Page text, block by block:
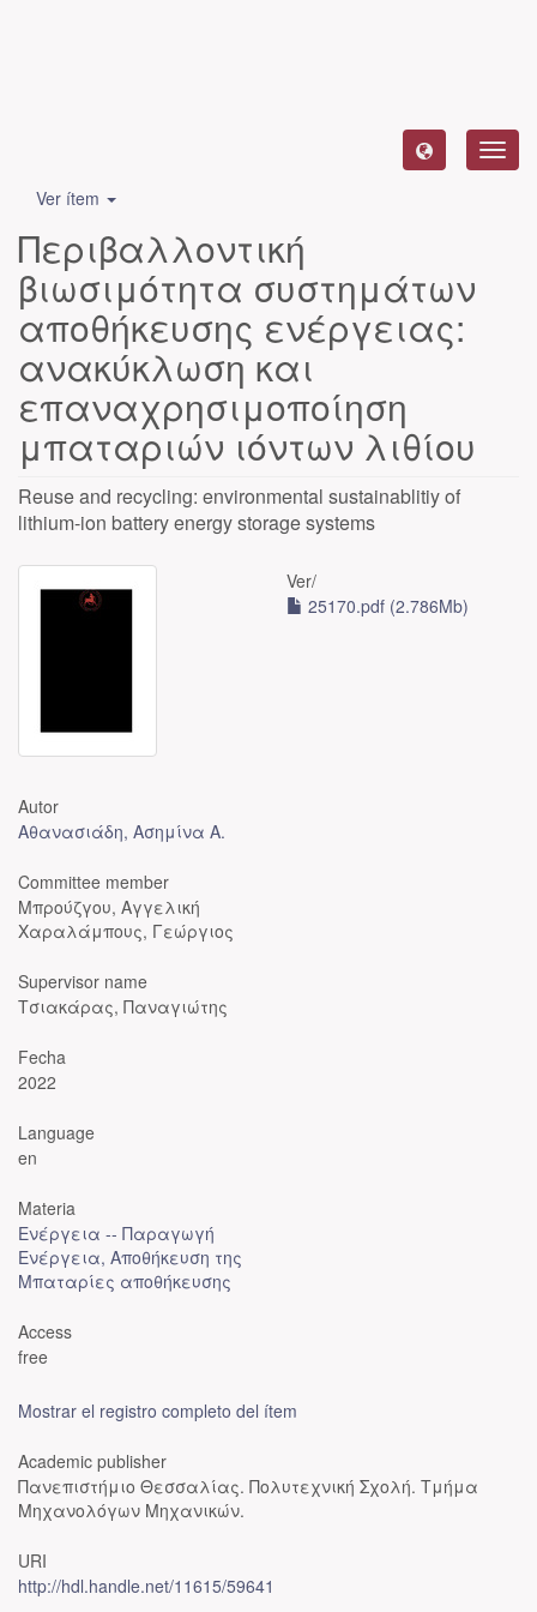
Ver ítem
Περιβαλλοντική
βιωσιμότητα συστημάτων
αποθήκευσης ενέργειας:
ανακύκλωση και
επαναχρησιμοποίηση
μπαταριών ιόντων λιθίου
Reuse and recycling: environmental sustainablitiy of
lithium-ion battery energy storage systems
Ver/
25170.pdf (2.786Mb)
Autor
Αθανασιάδη, Ασημίνα Α.
Committee member
Μπρούζγου, Αγγελική
Χαραλάμπους, Γεώργιος
Supervisor name
Τσιακάρας, Παναγιώτης
Fecha
2022
Language
en
Materia
Ενέργεια -- Παραγωγή
Ενέργεια, Αποθήκευση της
Μπαταρίες αποθήκευσης
Access
free
Mostrar el registro completo del ítem
Academic publisher
Πανεπιστήμιο Θεσσαλίας. Πολυτεχνική Σχολή. Τμήμα
Μηχανολόγων Μηχανικών.
URI
http://hdl.handle.net/11615/59641